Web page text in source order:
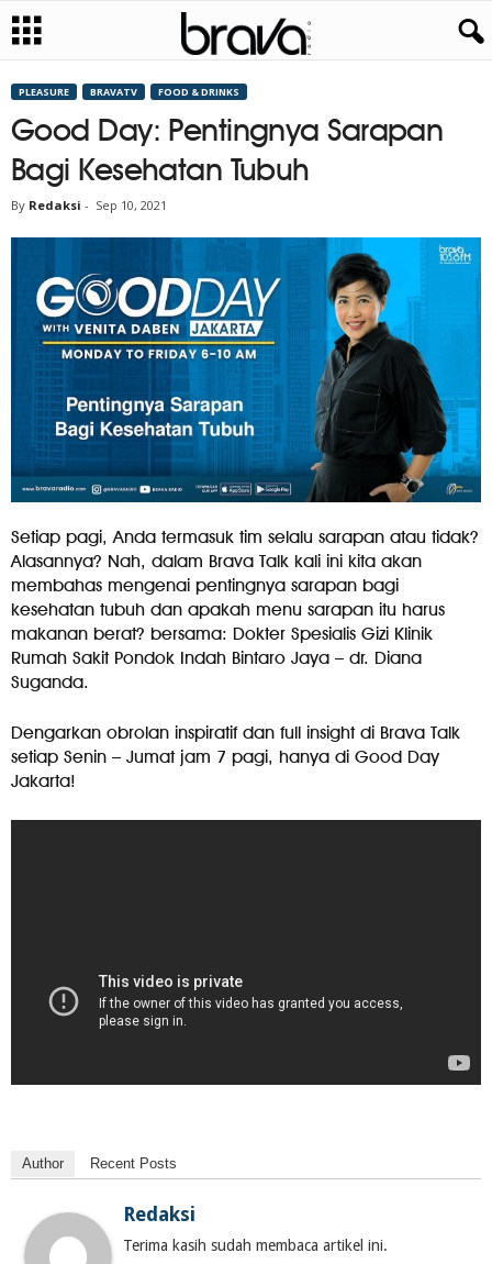
PLEASURE BRAVATV FOOD & DRINKS
Good Day: Pentingnya Sarapan
Bagi Kesehatan Tubuh
By Redaksi - Sep 10, 2021
Setiap pagi, Anda termasuk tim selalu sarapan atau tidak?
Alasannya? Nah, dalam Brava Talk kali ini kita akan
membahas mengenai pentingnya sarapan bagi
kesehatan tubuh dan apakah menu sarapan itu harus
makanan berat? bersama: Dokter Spesialis Gizi Klinik
Rumah Sakit Pondok Indah Bintaro Jaya – dr. Diana
Suganda.
Dengarkan obrolan inspiratif dan full insight di Brava Talk
setiap Senin – Jumat jam 7 pagi, hanya di Good Day
Jakarta!
Author Recent Posts
Redaksi
Terima kasih sudah membaca artikel ini.